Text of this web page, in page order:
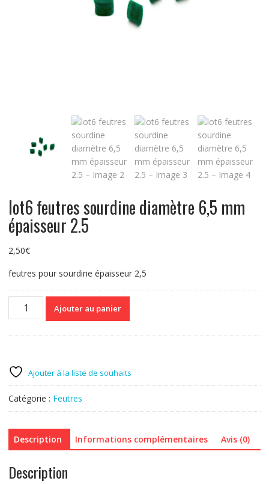
lot6 feutres sourdine diamètre 6,5 mm
épaisseur 2.5
2,50€
feutres pour sourdine épaisseur 2,5
quantité
diamètre
6,5
mm
épaisseur
Ajouter au panier
Ajouter à la liste de souhaits
Catégorie : Feutres
Description Informations complémentaires Avis (0)
Description